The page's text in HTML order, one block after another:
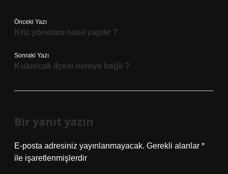
Önceki Yazı
Kriz yönetimi nasıl yapılır ?
Sonraki Yazı
Kuluncak ilçesi nereye bağlı ?
Bir yanıt yazın
E-posta adresiniz yayınlanmayacak. Gerekli alanlar *
ile işaretlenmişlerdir